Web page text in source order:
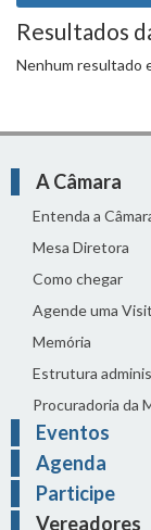
Resultados
Nenhum resultado
Descrição
arquivo
Tamanho
A Câmara
Entenda a
Mesa Diretora
Como chegar
Agende uma
Memória
Estrutura
Procuradoria da
Eventos
Agenda
Participe
Vereadores